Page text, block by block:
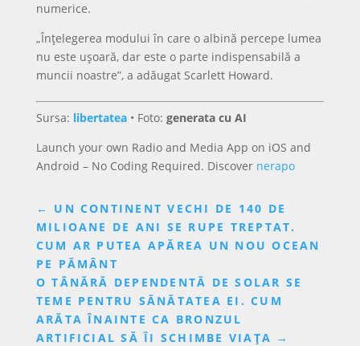
numerice.
„Înțelegerea modului în care o albină percepe lumea
nu este ușoară, dar este o parte indispensabilă a
muncii noastre”, a adăugat Scarlett Howard.
Sursa: libertatea• Foto: generata cu AI
Launch your own Radio and Media App on iOS and
Android – No Coding Required. Discover nerapo
← UN CONTINENT VECHI DE 140 DE
MILIOANE DE ANI SE RUPE TREPTAT.
CUM AR PUTEA APĂREA UN NOU OCEAN
PE PĂMÂNT
O TÂNĂRĂ DEPENDENTĂ DE SOLAR SE
TEME PENTRU SĂNĂTATEA EI. CUM
ARĂTA ÎNAINTE CA BRONZUL
ARTIFICIAL SĂ ÎI SCHIMBE VIAȚA →